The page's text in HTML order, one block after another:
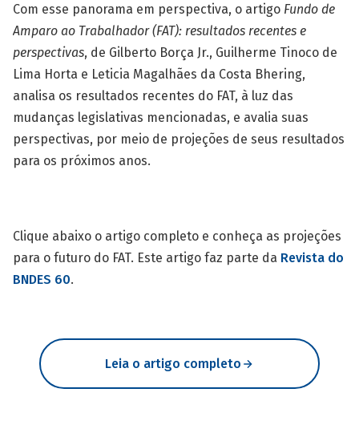
Com esse panorama em perspectiva, o artigo Fundo de
Amparo ao Trabalhador (FAT): resultados recentes e
perspectivas, de Gilberto Borça Jr., Guilherme Tinoco de
Lima Horta e Leticia Magalhães da Costa Bhering,
analisa os resultados recentes do FAT, à luz das
mudanças legislativas mencionadas, e avalia suas
perspectivas, por meio de projeções de seus resultados
para os próximos anos.
Clique abaixo o artigo completo e conheça as projeções
para o futuro do FAT. Este artigo faz parte da Revista do
BNDES 60.
Leia o artigo completo